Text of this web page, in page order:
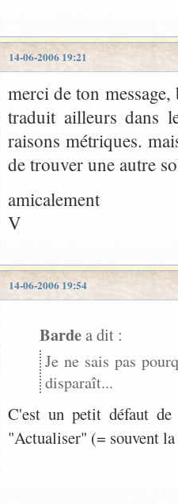
14-06-2006 19:21
merci de ton
traduit ailleurs dans
raisons métriques.
de trouver une autre
amicalement
V
14-06-2006 19:54
Bardea dit :
Je ne sais pas
disparaît...
C'est un petit défaut
"Actualiser" (= souvent